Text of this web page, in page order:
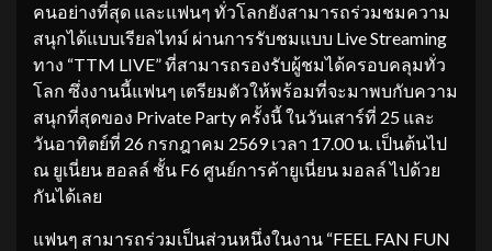
คนอย่างที่สุด และแฟนๆ ทั่วโลกยังสามารถร่วมชมความ
สนุกได้แบบเรียลไทม์ ผ่านการรับชมแบบ Live Streaming
ทาง “TTM LIVE” ที่สามารถรองรับผู้ชมได้ครอบคลุมทั่ว
โลก ซึ่งงานนี้แฟนๆ เตรียมตัวให้พร้อมที่จะมาพบกับความ
สนุกที่สุดของ Private Party ครั้งนี้ ในวันเสาร์ที่ 25 และ
วันอาทิตย์ที่ 26 กรกฎาคม 2569 เวลา 17.00 น. เป็นต้นไป
ณ ยูเนี่ยน ฮอลล์ ชั้น F6 ศูนย์การค้ายูเนี่ยน มอลล์ ไปด้วย
กันได้เลย
แฟนๆ สามารถร่วมเป็นส่วนหนึ่งในงาน “FEEL FAN FUN